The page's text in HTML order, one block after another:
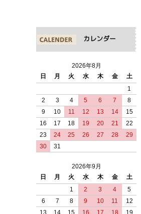
カレンダー
2026年8月
日
月 火 水 木 金
土
1
2
3 4 5 6 7
8
9
10 11 12 13 14
15
16
17 18 19 20 21
22
23
24 25 26 27 28
29
30
31
2026年9月
日
月 火 水 木 金
土
1
2 3 4
5
6
7 8 9 10 11
12
13
14 15 16 17 18 19